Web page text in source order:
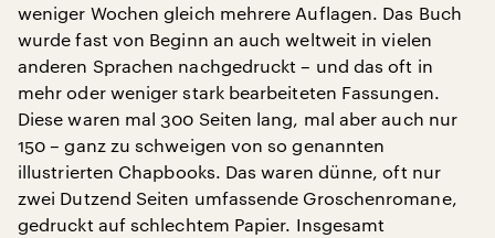
weniger Wochen gleich mehrere Auflagen. Das Buch
wurde fast von Beginn an auch weltweit in vielen
anderen Sprachen nachgedruckt – und das oft in
mehr oder weniger stark bearbeiteten Fassungen.
Diese waren mal 300 Seiten lang, mal aber auch nur
150 – ganz zu schweigen von so genannten
illustrierten Chapbooks. Das waren dünne, oft nur
zwei Dutzend Seiten umfassende Groschenromane,
gedruckt auf schlechtem Papier. Insgesamt